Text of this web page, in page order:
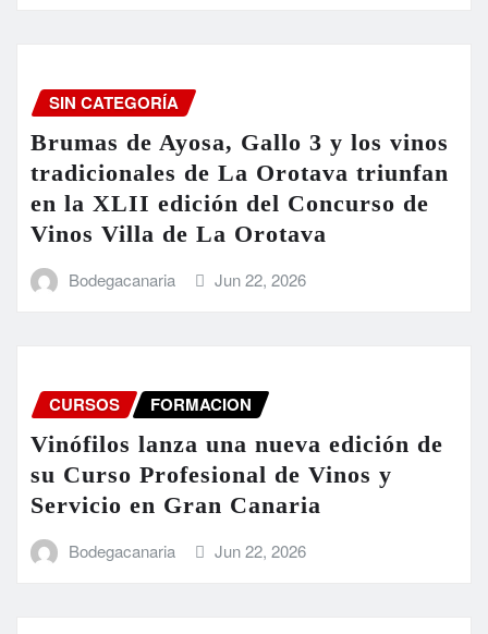
SIN CATEGORÍA
Brumas de Ayosa, Gallo 3 y los vinos
tradicionales de La Orotava triunfan
en la XLII edición del Concurso de
Vinos Villa de La Orotava
Bodegacanaria Jun 22, 2026
CURSOS FORMACION
Vinófilos lanza una nueva edición de
su Curso Profesional de Vinos y
Servicio en Gran Canaria
Bodegacanaria Jun 22, 2026